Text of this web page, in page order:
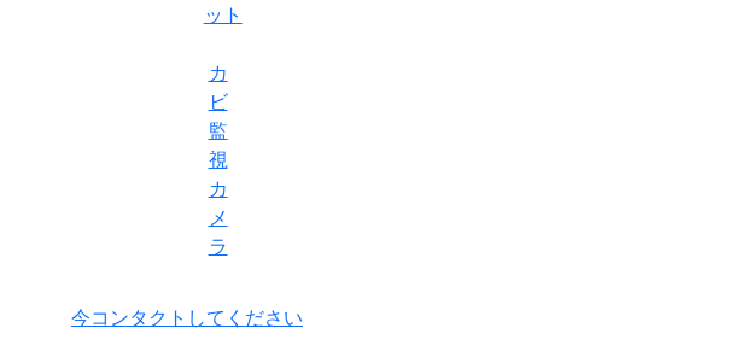
ット
カ
ビ
監
視
カ
メ
ラ
今コンタクトしてください